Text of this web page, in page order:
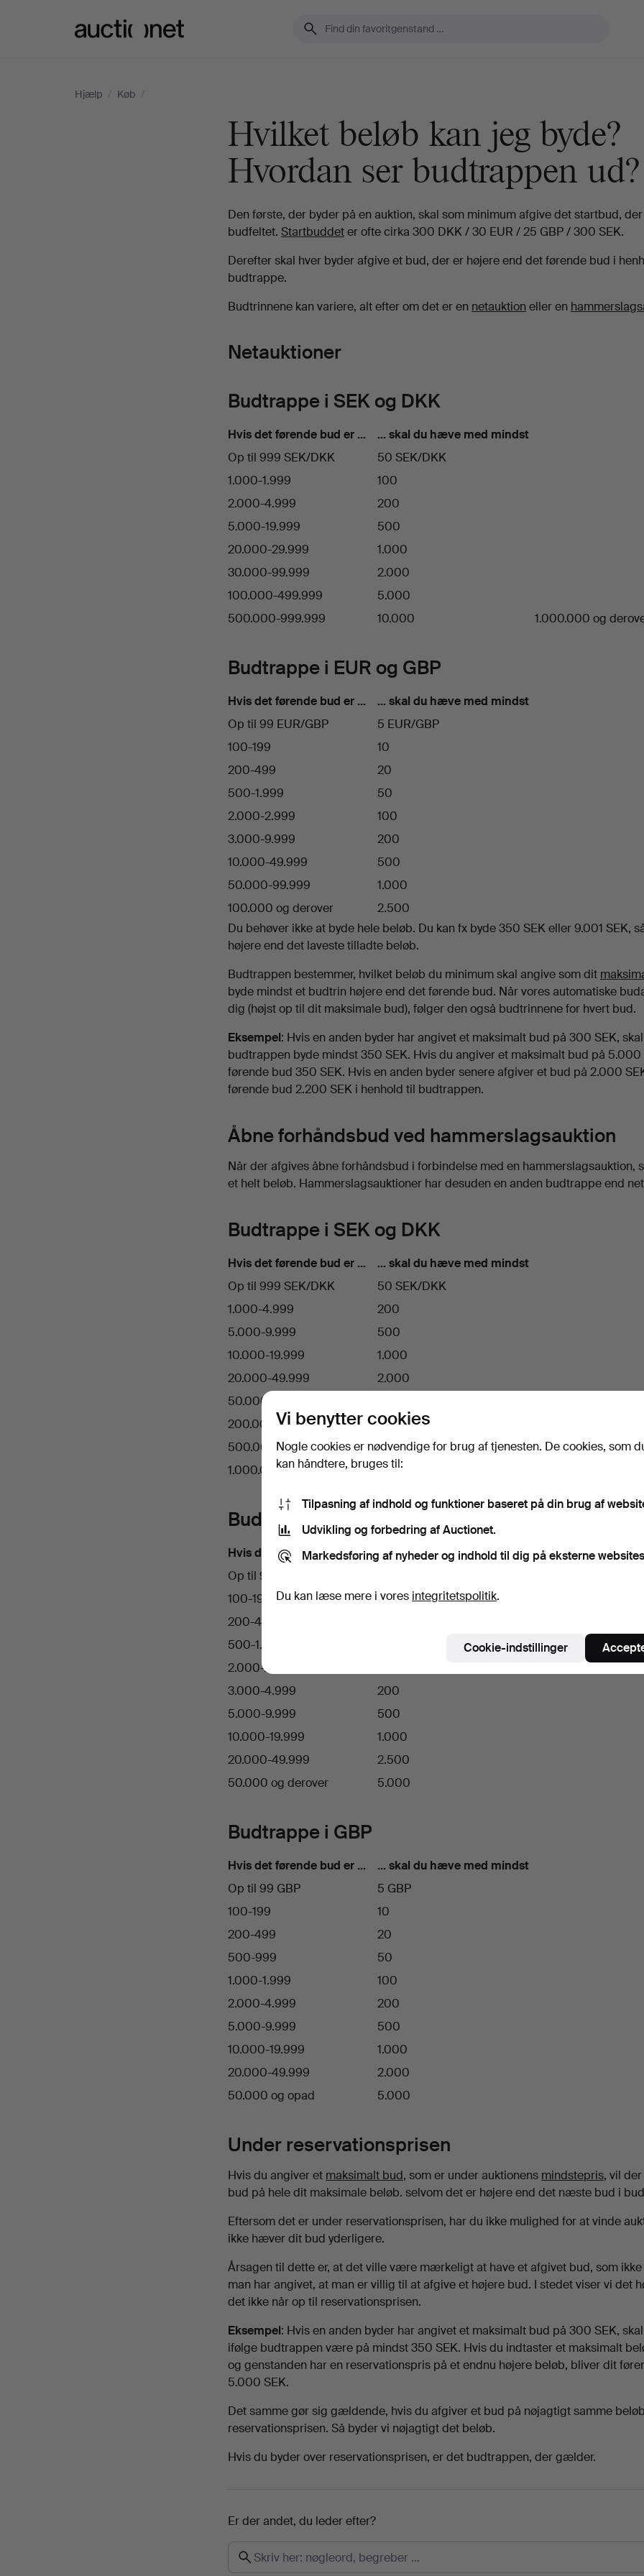
Hjælp / Køb /
Hvilket beløb kan jeg byde?
Hvordan ser budtrappen ud?
Den første, der byder på en auktion, skal som minimum afgive det startbud,
budfeltet. Startbuddeter ofte cirka 300 DKK / 30 EUR / 25 GBP / 300 SEK.
Derefter skal hver byder afgive et bud, der er højere end det førende bud i
budtrappe.
Budtrinnene kan variere, alt efter om det er en netauktion eller en
Netauktioner
Budtrappe i SEK og DKK
Hvis det førende bud er …
… skal du hæve med mindst
Op til 999 SEK/DKK
50 SEK/DKK
1.000-1.999
100
2.000-4.999
200
5.000-19.999
500
20.000-29.999
1.000
30.000-99.999
2.000
100.000-499.999
5.000
500.000-999.999
10.000 1.000.000 og
Budtrappe i EUR og GBP
Hvis det førende bud er …
… skal du hæve med mindst
Op til 99 EUR/GBP
5 EUR/GBP
100-199
10
200-499
20
500-1.999
50
2.000-2.999
100
3.000-9.999
200
10.000-49.999
500
50.000-99.999
1.000
100.000 og derover
2.500
Du behøver ikke at byde hele beløb. Du kan fx byde 350 SEK eller 9.001 SEK,
højere end det laveste tilladte beløb.
Budtrappen bestemmer, hvilket beløb du minimum skal angive som dit
byde mindst et budtrin højere end det førende bud. Når vores automatiske
dig (højst op til dit maksimale bud), følger den også budtrinnene for hvert bud.
Eksempel: Hvis en anden byder har angivet et maksimalt bud på 300 SEK,
budtrappen byde mindst 350 SEK. Hvis du angiver et maksimalt bud på 5.000
førende bud 350 SEK. Hvis en anden byder senere afgiver et bud på 2.000
førende bud 2.200 SEK i henhold til budtrappen.
Åbne forhåndsbud ved hammerslagsauktion
Når der afgives åbne forhåndsbud i forbindelse med en hammerslagsauktion,
et helt beløb. Hammerslagsauktioner har desuden en anden budtrappe end
Budtrappe i SEK og DKK
Hvis det førende bud er …
… skal du hæve med mindst
Op til 999 SEK/DKK
50 SEK/DKK
1.000-4.999
200
5.000-9.999
500
10.000-19.999
1.000
20.000-49.999
2.000
50.000-199.999
200.000-499.999
10.000
500.000-999.999
20.000
1.000.000 og derover
50.000
Budtrappe i EUR
Hvis det førende bud er …
… skal du hæve med mindst
Op til 99 EUR
100-199
10
200-499
500-1.999
2.000-2.999
3.000-4.999
200
5.000-9.999
500
10.000-19.999
1.000
20.000-49.999
2.500
50.000 og derover
5.000
Budtrappe i GBP
Hvis det førende bud er …
… skal du hæve med mindst
Op til 99 GBP
5 GBP
100-199
10
200-499
20
500-999
50
1.000-1.999
100
2.000-4.999
200
5.000-9.999
500
10.000-19.999
1.000
20.000-49.999
2.000
50.000 og opad
5.000
Under reservationsprisen
Hvis du angiver et maksimalt bud, som er under auktionens mindstepris, vil
bud på hele dit maksimale beløb. selvom det er højere end det næste bud i
Eftersom det er under reservationsprisen, har du ikke mulighed for at vinde
ikke hæver dit bud yderligere.
Årsagen til dette er, at det ville være mærkeligt at have et afgivet bud, som ikke
man har angivet, at man er villig til at afgive et højere bud. I stedet viser vi det
det ikke når op til reservationsprisen.
Eksempel: Hvis en anden byder har angivet et maksimalt bud på 300 SEK,
ifølge budtrappen være på mindst 350 SEK. Hvis du indtaster et maksimalt
og genstanden har en reservationspris på et endnu højere beløb, bliver dit
5.000 SEK.
Det samme gør sig gældende, hvis du afgiver et bud på nøjagtigt samme
reservationsprisen. Så byder vi nøjagtigt det beløb.
Hvis du byder over reservationsprisen, er det budtrappen, der gælder.
Er der andet, du leder efter?
Vi benytter cookies
Nogle cookies er nødvendige for brug af tjenesten. De cookies, som
kan håndtere, bruges til:
Tilpasning af indhold og funktioner baseret på din brug af
Udvikling og forbedring af Auctionet.
Markedsføring af nyheder og indhold til dig på eksterne
Du kan læse mere i vores integritetspolitik.
Cookie-indstillinger